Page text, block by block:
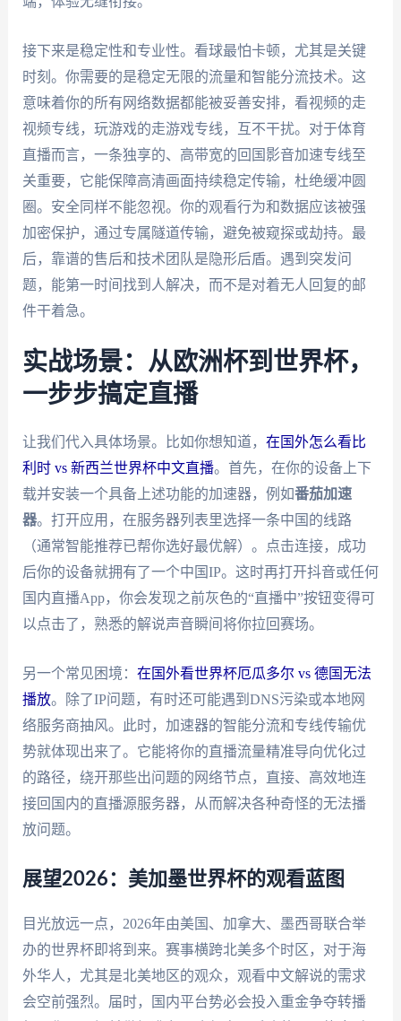
接下来是稳定性和专业性。看球最怕卡顿，尤其是关键
时刻。你需要的是稳定无限的流量和智能分流技术。这
意味着你的所有网络数据都能被妥善安排，看视频的走
视频专线，玩游戏的走游戏专线，互不干扰。对于体育
直播而言，一条独享的、高带宽的回国影音加速专线至
关重要，它能保障高清画面持续稳定传输，杜绝缓冲圆
圈。安全同样不能忽视。你的观看行为和数据应该被强
加密保护，通过专属隧道传输，避免被窥探或劫持。最
后，靠谱的售后和技术团队是隐形后盾。遇到突发问
题，能第一时间找到人解决，而不是对着无人回复的邮
件干着急。
实战场景：从欧洲杯到世界杯，
一步步搞定直播
让我们代入具体场景。比如你想知道， 在国外怎么看比
利时 vs 新西兰世界杯中文直播。首先，在你的设备上下
载并安装一个具备上述功能的加速器，例如番茄加速
器。打开应用，在服务器列表里选择一条中国的线路
（通常智能推荐已帮你选好最优解）。点击连接，成功
后你的设备就拥有了一个中国IP。这时再打开抖音或任何
国内直播App，你会发现之前灰色的“直播中”按钮变得可
以点击了，熟悉的解说声音瞬间将你拉回赛场。
另一个常见困境： 在国外看世界杯厄瓜多尔 vs 德国无法
播放。除了IP问题，有时还可能遇到DNS污染或本地网
络服务商抽风。此时，加速器的智能分流和专线传输优
势就体现出来了。它能将你的直播流量精准导向优化过
的路径，绕开那些出问题的网络节点，直接、高效地连
接回国内的直播源服务器，从而解决各种奇怪的无法播
放问题。
展望2026：美加墨世界杯的观看蓝图
目光放远一点，2026年由美国、加拿大、墨西哥联合举
办的世界杯即将到来。赛事横跨北美多个时区，对于海
外华人，尤其是北美地区的观众，观看中文解说的需求
会空前强烈。届时，国内平台势必会投入重金争夺转播